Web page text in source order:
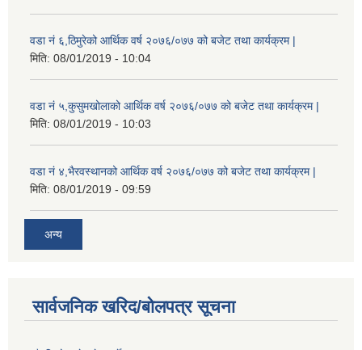
वडा नं ६,ठिमुरेको आर्थिक वर्ष २०७६/०७७ को बजेट तथा कार्यक्रम |
मिति: 08/01/2019 - 10:04
वडा नं ५,कुसुमखोलाको आर्थिक वर्ष २०७६/०७७ को बजेट तथा कार्यक्रम |
मिति: 08/01/2019 - 10:03
वडा नं ४,भैरवस्थानको आर्थिक वर्ष २०७६/०७७ को बजेट तथा कार्यक्रम |
मिति: 08/01/2019 - 09:59
अन्य
सार्वजनिक खरिद/बोलपत्र सूचना